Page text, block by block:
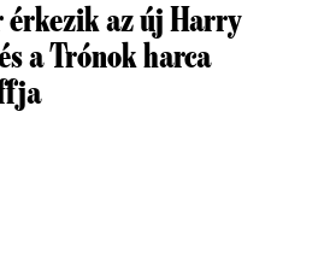
érkezik az új Harry
a Trónok harca